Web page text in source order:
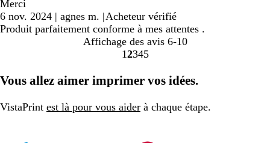
Merci
6 nov. 2024 | agnes m. |Acheteur vérifié
Produit parfaitement conforme à mes attentes .
Affichage des avis 6-10
Accéder
la
1Accéder
la
2Accéder
la
3Accéder
la
4Accéder
la
5
Vous allez aimer imprimer vos idées.
VistaPrint est là pour vous aider à chaque étape.